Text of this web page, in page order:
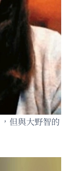
但與大野智的